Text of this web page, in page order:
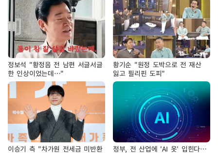
정보석 "황정음 전 남편 서글서글
한 인상이었는데…"
황기순 "원정 도박으로 전 재산
잃고 필리핀 도피"
이승기 측 "차가원 전세금 미반환
정부, 전 산업에 'AI 옷' 입힌다…